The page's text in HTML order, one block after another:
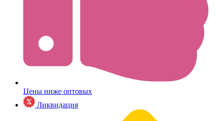
Цены ниже оптовых
Ликвидация